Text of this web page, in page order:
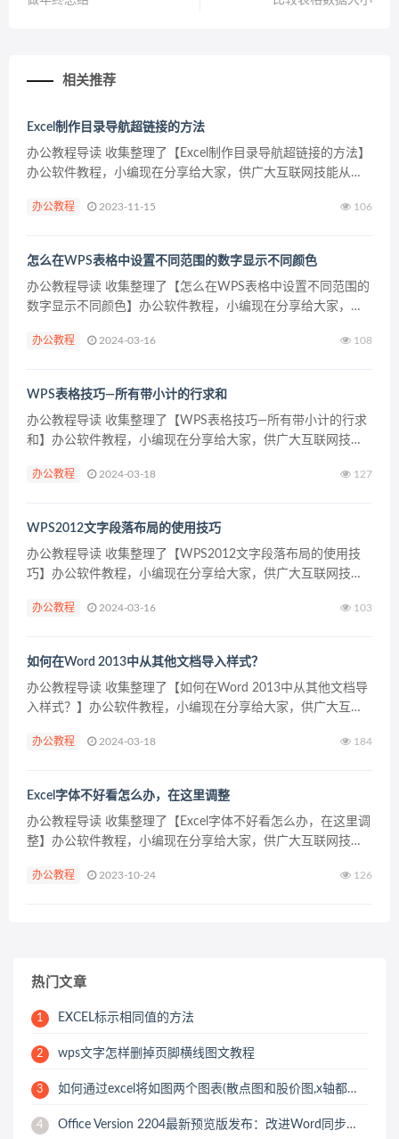
相关推荐
Excel制作目录导航超链接的方法
办公教程导读 收集整理了【Excel制作目录导航超链接的方法】
办公软件教程，小编现在分享给大家，供广大互联网技能从业
办公教程内容图文 新建一个工作簿用来制作目录...
办公教程 2023-11-15 106
怎么在WPS表格中设置不同范围的数字显示不同颜色
办公教程导读 收集整理了【怎么在WPS表格中设置不同范围的
数字显示不同颜色】办公软件教程，小编现在分享给大家，供
读大概需要2分钟。 办公教程内容图文 WPS设...
办公教程 2024-03-16 108
WPS表格技巧—所有带小计的行求和
办公教程导读 收集整理了【WPS表格技巧—所有带小计的行求
和】办公软件教程，小编现在分享给大家，供广大互联网技能
钟。 办公教程内容图文 咱们在 操纵WPS表格和E...
办公教程 2024-03-18 127
WPS2012文字段落布局的使用技巧
办公教程导读 收集整理了【WPS2012文字段落布局的使用技
巧】办公软件教程，小编现在分享给大家，供广大互联网技能
钟。 办公教程内容图文 2、在点击段落布局按钮之...
办公教程 2024-03-16 103
如何在Word 2013中从其他文档导入样式？
办公教程导读 收集整理了【如何在Word 2013中从其他文档导
入样式？】办公软件教程，小编现在分享给大家，供广大互联
要2分钟。 办公教程内容图文 在“管理样式”...
办公教程 2024-03-18 184
Excel字体不好看怎么办，在这里调整
办公教程导读 收集整理了【Excel字体不好看怎么办，在这里调
整】办公软件教程，小编现在分享给大家，供广大互联网技能
钟。 办公教程内容图文 可以尝试在【开始】菜单...
办公教程 2023-10-24 126
热门文章
1 EXCEL标示相同值的方法
2 wps文字怎样删掉页脚横线图文教程
3 如何通过excel将如图两个图表(散点图和股价图,x轴都是..-
4 Office Version 2204最新预览版发布：改进Word同步协作功能